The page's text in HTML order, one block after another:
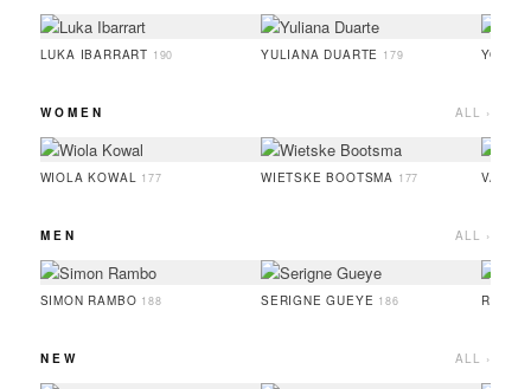
LUKA IBARRART 190 YULIANA DUARTE 179 YOO
WOMEN ALL ›
WIOLA KOWAL 177 WIETSKE BOOTSMA 177
MEN ALL ›
SIMON RAMBO 188 SERIGNE GUEYE 186
NEW ALL ›